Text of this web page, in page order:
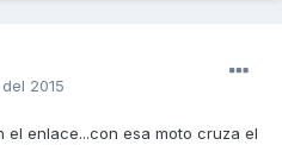
2015
el enlace...con esa moto cruza el